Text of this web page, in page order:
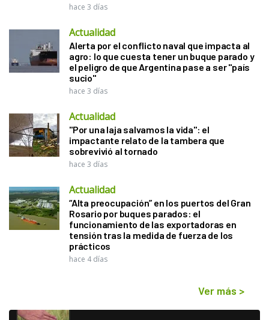
hace 3 días
Actualidad
Alerta por el conflicto naval que impacta al
agro: lo que cuesta tener un buque parado y
el peligro de que Argentina pase a ser "país
sucio"
hace 3 días
Actualidad
"Por una laja salvamos la vida": el
impactante relato de la tambera que
sobrevivió al tornado
hace 3 días
Actualidad
“Alta preocupación” en los puertos del Gran
Rosario por buques parados: el
funcionamiento de las exportadoras en
tensión tras la medida de fuerza de los
prácticos
hace 4 días
Ver más >